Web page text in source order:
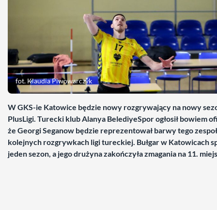
fot. Klaudia Piwowarczyk
W GKS-ie Katowice będzie nowy rozgrywający na nowy
PlusLigi. Turecki klub Alanya BelediyeSpor ogłosił bowiem
że Georgi Seganow będzie reprezentował barwy tego
kolejnych rozgrywkach ligi tureckiej. Bułgar w Katowicach
jeden sezon, a jego drużyna zakończyła zmagania na 11.